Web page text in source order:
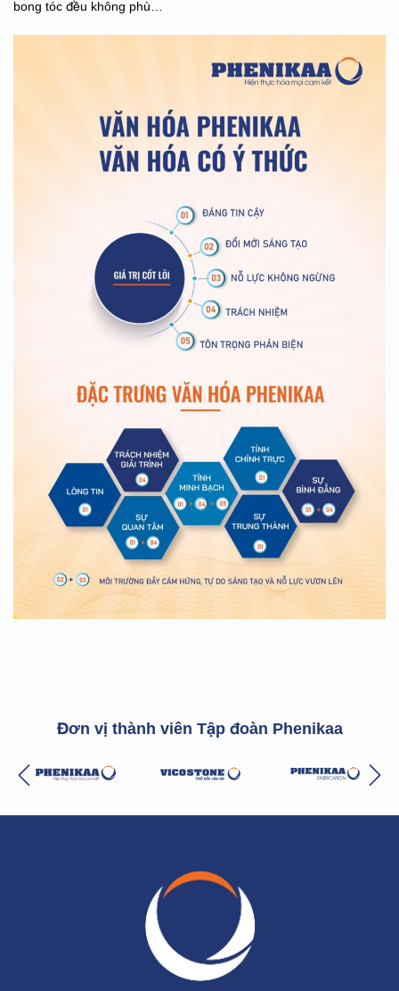
bong tóc đều không phù…
Đơn vị thành viên Tập đoàn Phenikaa